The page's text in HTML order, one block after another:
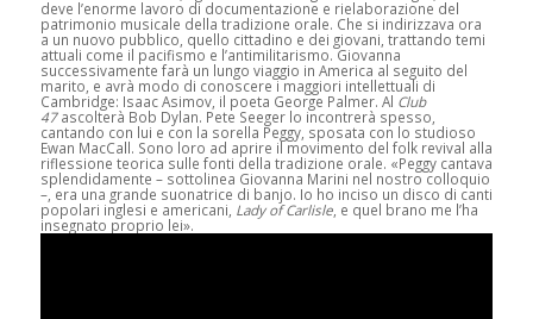
deve l’enorme lavoro di documentazione e rielaborazione del
patrimonio musicale della tradizione orale. Che si indirizzava ora
a un nuovo pubblico, quello cittadino e dei giovani, trattando temi
attuali come il pacifismo e l’antimilitarismo. Giovanna
successivamente farà un lungo viaggio in America al seguito del
marito, e avrà modo di conoscere i maggiori intellettuali di
Cambridge: Isaac Asimov, il poeta George Palmer. Al Club
47ascolterà Bob Dylan. Pete Seeger lo incontrerà spesso,
cantando con lui e con la sorella Peggy, sposata con lo studioso
Ewan MacCall. Sono loro ad aprire il movimento del folk revival alla
riflessione teorica sulle fonti della tradizione orale. «Peggy cantava
splendidamente – sottolinea Giovanna Marini nel nostro colloquio
–, era una grande suonatrice di banjo. Io ho inciso un disco di canti
popolari inglesi e americani, Lady of Carlisle, e quel brano me l’ha
insegnato proprio lei».